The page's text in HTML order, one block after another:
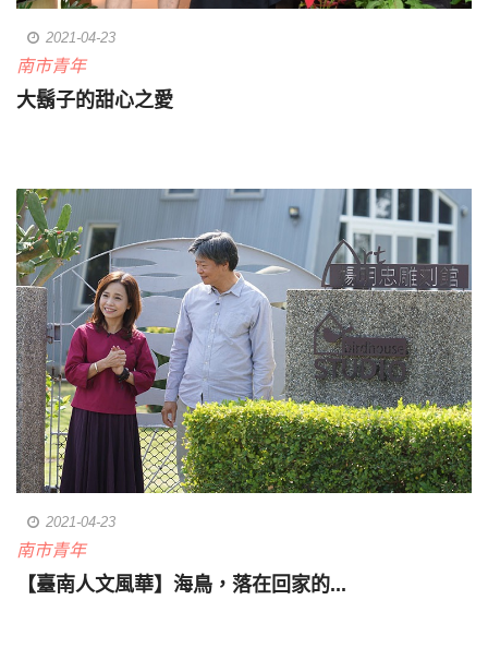
2021-04-23
南市青年
大鬍子的甜心之愛
2021-04-23
南市青年
【臺南人文風華】海鳥，落在回家的...